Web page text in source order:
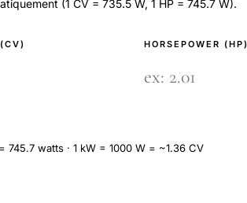
(1 CV = 735.5 W, 1 HP = 745.7 W).
HORSEPOWER (HP)
745.7 watts · 1 kW = 1000 W = ~1.36 CV